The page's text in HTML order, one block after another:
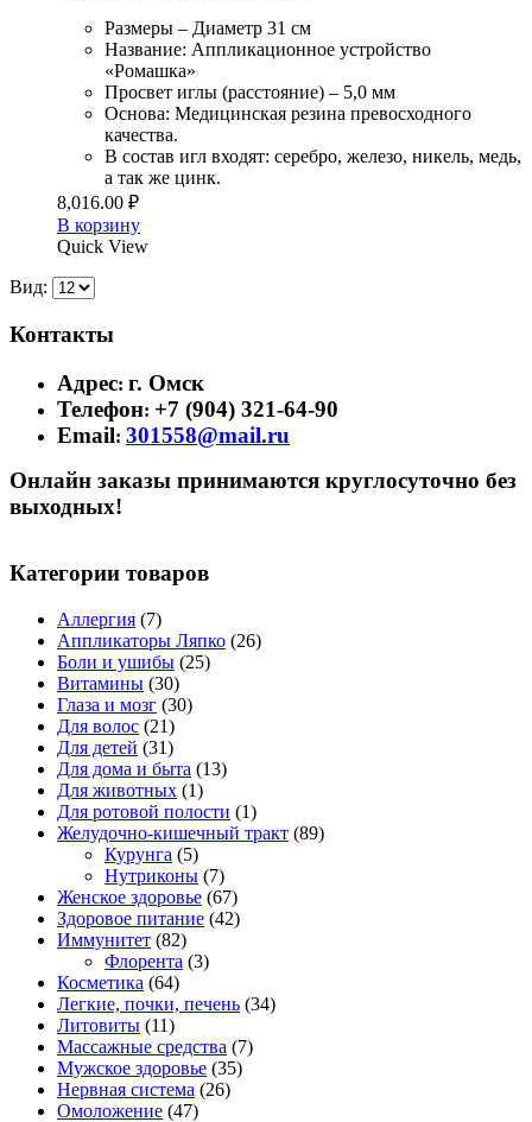
Размеры – Диаметр 31 см
Название: Аппликационное устройство
«Ромашка»
Просвет иглы (расстояние) – 5,0 мм
Основа: Медицинская резина превосходного
качества.
В состав игл входят: серебро, железо, никель, медь,
а так же цинк.
8,016.00 ₽
В корзину
Quick View
Вид:
Контакты
Адрес: г. Омск
Телефон: +7 (904) 321-64-90
Email: 301558@mail.ru
Онлайн заказы принимаются круглосуточно без
выходных!
Категории товаров
Аллергия (7)
Аппликаторы Ляпко (26)
Боли и ушибы (25)
Витамины (30)
Глаза и мозг (30)
Для волос (21)
Для детей (31)
Для дома и быта (13)
Для животных (1)
Для ротовой полости (1)
Желудочно-кишечный тракт (89)
Курунга (5)
Нутриконы (7)
Женское здоровье (67)
Здоровое питание (42)
Иммунитет (82)
Флорента (3)
Косметика (64)
Легкие, почки, печень (34)
Литовиты (11)
Массажные средства (7)
Мужское здоровье (35)
Нервная система (26)
Омоложение (47)